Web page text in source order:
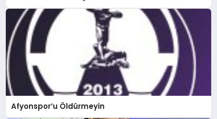
Afyonspor’u Öldürmeyin